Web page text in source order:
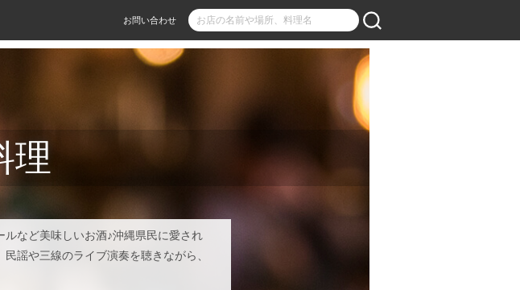
お問い合わせ
理
など美味しいお酒♪沖縄県民に愛され
謡や三線のライブ演奏を聴きながら、